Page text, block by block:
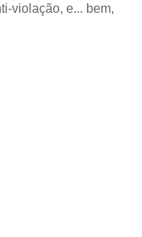
violação, e... bem,